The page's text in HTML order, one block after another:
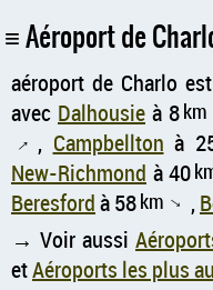
Aéroport de
aéroport de Charlo
avec Dalhousie à 8km
↑ , Campbellton à
New-Richmond à 40
Beresfordà 58km ↑ ,
→ Voir aussi
etAéroports les plus